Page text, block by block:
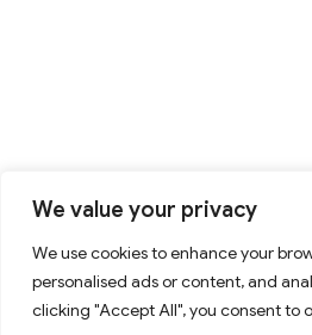
We value your privacy
We use cookies to enhance your
personalised ads or content, and
clicking "Accept All", you consent to